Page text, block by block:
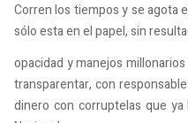
Corren los tiempos y se agota
sólo esta en el papel, sin
opacidad y manejos
transparentar, con
dinero con corruptelas que